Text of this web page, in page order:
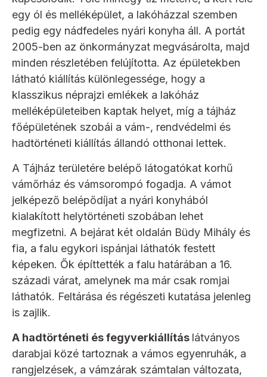
egy ól és melléképület, a lakóházzal szemben
pedig egy nádfedeles nyári konyha áll. A portát
2005-ben az önkormányzat megvásárolta, majd
minden részletében felújította. Az épületekben
látható kiállítás különlegessége, hogy a
klasszikus néprajzi emlékek a lakóház
melléképületeiben kaptak helyet, míg a tájház
főépületének szobái a vám-, rendvédelmi és
hadtörténeti kiállítás állandó otthonai lettek.
A Tájház területére belépő látogatókat korhű
vámőrház és vámsorompó fogadja. A vámot
jelképező belépődíjat a nyári konyhából
kialakított helytörténeti szobában lehet
megfizetni. A bejárat két oldalán Büdy Mihály és
fia, a falu egykori ispánjai láthatók festett
képeken. Ők építtették a falu határában a 16.
századi várat, amelynek ma már csak romjai
láthatók. Feltárása és régészeti kutatása jelenleg
is zajlik.
A hadtörténeti és fegyverkiállítás látványos
darabjai közé tartoznak a vámos egyenruhák, a
rangjelzések, a vámzárak számtalan változata,